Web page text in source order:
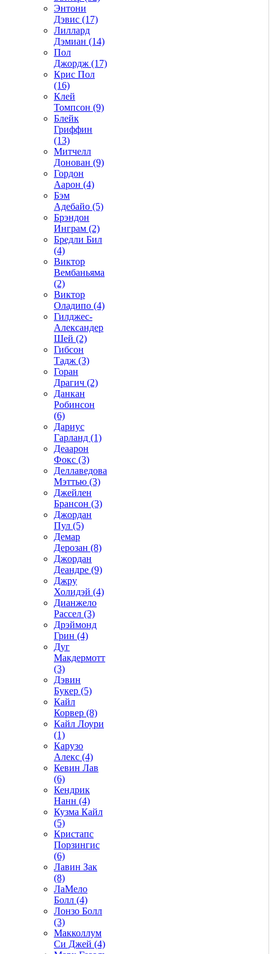
Энтони
Дэвис (17)
Лиллард
Дэмиан (14)
Пол
Джордж (17)
Крис Пол
(16)
Клей
Томпсон (9)
Блейк
Гриффин
(13)
Митчелл
Донован (9)
Гордон
Аарон (4)
Бэм
Адебайо (5)
Брэндон
Инграм (2)
Бредли Бил
(4)
Виктор
Вембаньяма
(2)
Виктор
Оладипо (4)
Гилджес-
Александер
Шей (2)
Гибсон
Тадж (3)
Горан
Драгич (2)
Данкан
Робинсон
(6)
Дариус
Гарланд (1)
Деаарон
Фокс (3)
Деллаведова
Мэттью (3)
Джейлен
Брансон (3)
Джордан
Пул (5)
Демар
Дерозан (8)
Джордан
Деандре (9)
Джру
Холидэй (4)
Дианжело
Рассел (3)
Дрэймонд
Грин (4)
Дуг
Макдермотт
(3)
Дэвин
Букер (5)
Кайл
Корвер (8)
Кайл Лоури
(1)
Карузо
Алекс (4)
Кевин Лав
(6)
Кендрик
Нанн (4)
Кузма Кайл
(5)
Кристапс
Порзингис
(6)
Лавин Зак
(8)
ЛаМело
Болл (4)
Лонзо Болл
(3)
Макколлум
Си Джей (4)